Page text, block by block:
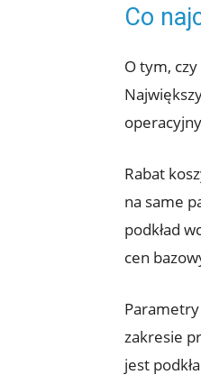
Co
O tym,
Rabat
na same
podkład
cen
zakresie
jest